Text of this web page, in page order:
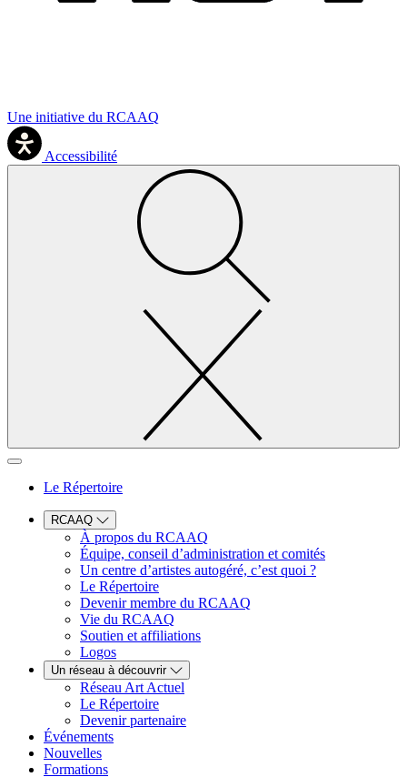
Une initiative du RCAAQ
Accessibilité
Le Répertoire
RCAAQ
À propos du RCAAQ
Équipe, conseil d’administration et comités
Un centre d’artistes autogéré, c’est quoi ?
Le Répertoire
Devenir membre du RCAAQ
Vie du RCAAQ
Soutien et affiliations
Logos
Un réseau à découvrir
Réseau Art Actuel
Le Répertoire
Devenir partenaire
Événements
Nouvelles
Formations